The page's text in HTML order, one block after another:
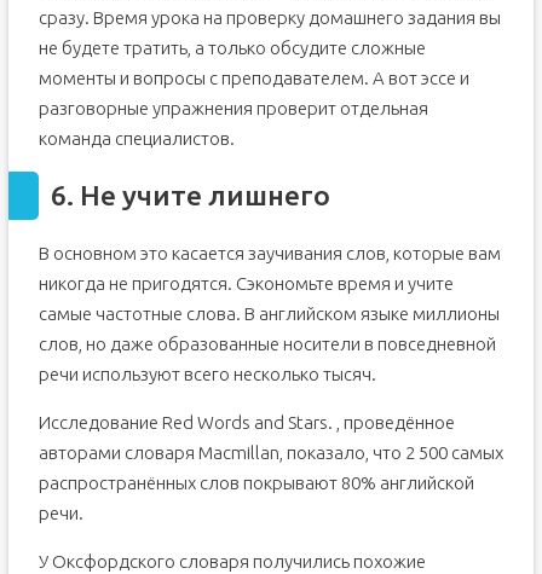
сразу. Время урока на проверку домашнего задания вы
не будете тратить, а только обсудите сложные
моменты и вопросы с преподавателем. А вот эссе и
разговорные упражнения проверит отдельная
команда специалистов.
6. Не учите лишнего
В основном это касается заучивания слов, которые вам
никогда не пригодятся. Сэкономьте время и учите
самые частотные слова. В английском языке миллионы
слов, но даже образованные носители в повседневной
речи используют всего несколько тысяч.
Исследование Red Words and Stars. , проведённое
авторами словаря Macmillan, показало, что 2 500 самых
распространённых слов покрывают 80% английской
речи.
У Оксфордского словаря получились похожие